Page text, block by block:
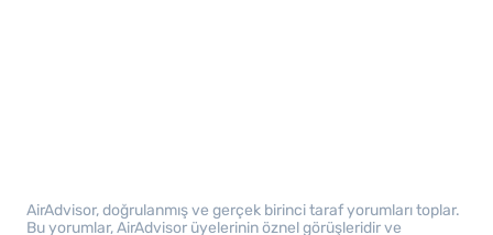
AirAdvisor, doğrulanmış ve gerçek birinci taraf yorumları toplar.
Bu yorumlar, AirAdvisor üyelerinin öznel görüşleridir ve